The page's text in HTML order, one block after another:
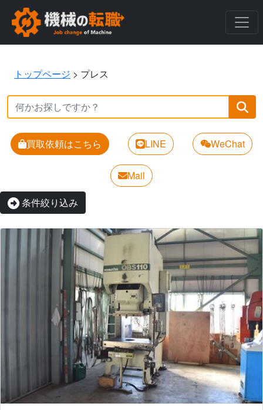
トップページ > プレス
買取依頼はこちら LINE WeChat
Mail
条件絞り込み